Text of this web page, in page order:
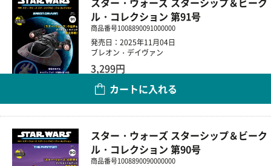
ル・コレクション 第91号
商品番号1008890091000000
発売日：2025年11月04日
ブレオン・デイヴァン
3,299円
カートに入れる
スター・ウォーズ スターシップ＆ビーク
ル・コレクション 第90号
商品番号1008890090000000